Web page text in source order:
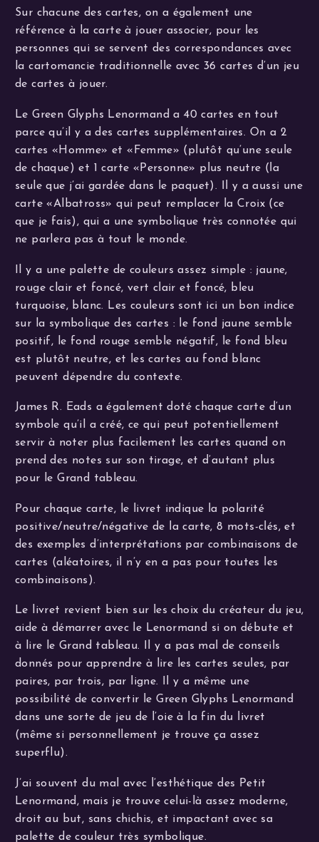
Sur chacune des cartes, on a également une
référence à la carte à jouer associer, pour les
personnes qui se servent des correspondances avec
la cartomancie traditionnelle avec 36 cartes d’un jeu
de cartes à jouer.
Le Green Glyphs Lenormand a 40 cartes en tout
parce qu’il y a des cartes supplémentaires. On a 2
cartes «Homme» et «Femme» (plutôt qu’une seule
de chaque) et 1 carte «Personne» plus neutre (la
seule que j’ai gardée dans le paquet). Il y a aussi une
carte «Albatross» qui peut remplacer la Croix (ce
que je fais), qui a une symbolique très connotée qui
ne parlera pas à tout le monde.
Il y a une palette de couleurs assez simple : jaune,
rouge clair et foncé, vert clair et foncé, bleu
turquoise, blanc. Les couleurs sont ici un bon indice
sur la symbolique des cartes : le fond jaune semble
positif, le fond rouge semble négatif, le fond bleu
est plutôt neutre, et les cartes au fond blanc
peuvent dépendre du contexte.
James R. Eads a également doté chaque carte d’un
symbole qu’il a créé, ce qui peut potentiellement
servir à noter plus facilement les cartes quand on
prend des notes sur son tirage, et d’autant plus
pour le Grand tableau.
Pour chaque carte, le livret indique la polarité
positive/neutre/négative de la carte, 8 mots-clés, et
des exemples d’interprétations par combinaisons de
cartes (aléatoires, il n’y en a pas pour toutes les
combinaisons).
Le livret revient bien sur les choix du créateur du jeu,
aide à démarrer avec le Lenormand si on débute et
à lire le Grand tableau. Il y a pas mal de conseils
donnés pour apprendre à lire les cartes seules, par
paires, par trois, par ligne. Il y a même une
possibilité de convertir le Green Glyphs Lenormand
dans une sorte de jeu de l’oie à la fin du livret
(même si personnellement je trouve ça assez
superflu).
J’ai souvent du mal avec l’esthétique des Petit
Lenormand, mais je trouve celui-là assez moderne,
droit au but, sans chichis, et impactant avec sa
palette de couleur très symbolique.